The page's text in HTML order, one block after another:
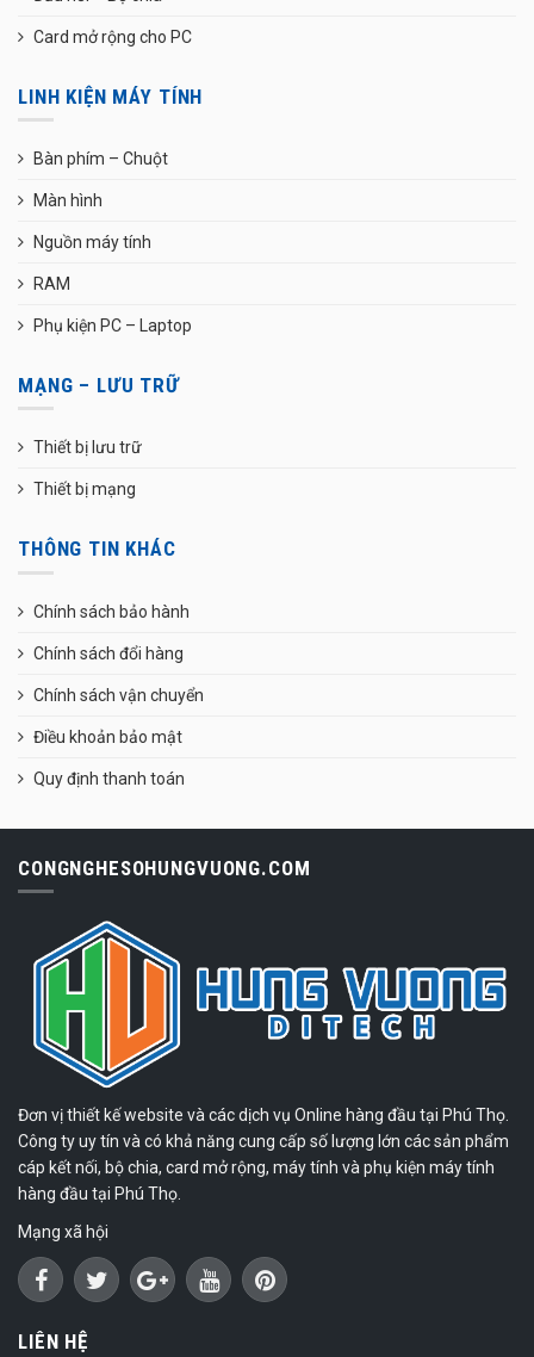
Card mở rộng cho PC
LINH KIỆN MÁY TÍNH
Bàn phím – Chuột
Màn hình
Nguồn máy tính
RAM
Phụ kiện PC – Laptop
MẠNG – LƯU TRỮ
Thiết bị lưu trữ
Thiết bị mạng
THÔNG TIN KHÁC
Chính sách bảo hành
Chính sách đổi hàng
Chính sách vận chuyển
Điều khoản bảo mật
Quy định thanh toán
CONGNGHESOHUNGVUONG.COM
Đơn vị thiết kế website và các dịch vụ Online hàng đầu tại Phú Thọ.
Công ty uy tín và có khả năng cung cấp số lượng lớn các sản phẩm
cáp kết nối, bộ chia, card mở rộng, máy tính và phụ kiện máy tính
hàng đầu tại Phú Thọ.
Mạng xã hội
LIÊN HỆ